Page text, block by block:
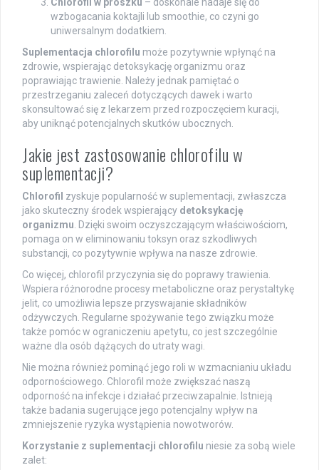
wzbogacania koktajli lub smoothie, co czyni go
uniwersalnym dodatkiem.
Suplementacja chlorofilu może pozytywnie wpłynąć na
zdrowie, wspierając detoksykację organizmu oraz
poprawiając trawienie. Należy jednak pamiętać o
przestrzeganiu zaleceń dotyczących dawek i warto
skonsultować się z lekarzem przed rozpoczęciem kuracji,
aby uniknąć potencjalnych skutków ubocznych.
Jakie jest zastosowanie chlorofilu w
suplementacji?
Chlorofil zyskuje popularność w suplementacji, zwłaszcza
jako skuteczny środek wspierający detoksykację
organizmu . Dzięki swoim oczyszczającym właściwościom,
pomaga on w eliminowaniu toksyn oraz szkodliwych
substancji, co pozytywnie wpływa na nasze zdrowie.
Co więcej, chlorofil przyczynia się do poprawy trawienia.
Wspiera różnorodne procesy metaboliczne oraz perystaltykę
jelit, co umożliwia lepsze przyswajanie składników
odżywczych. Regularne spożywanie tego związku może
także pomóc w ograniczeniu apetytu, co jest szczególnie
ważne dla osób dążących do utraty wagi.
Nie można również pominąć jego roli w wzmacnianiu układu
odpornościowego. Chlorofil może zwiększać naszą
odporność na infekcje i działać przeciwzapalnie. Istnieją
także badania sugerujące jego potencjalny wpływ na
zmniejszenie ryzyka wystąpienia nowotworów.
Korzystanie z suplementacji chlorofilu niesie za sobą wiele
zalet: